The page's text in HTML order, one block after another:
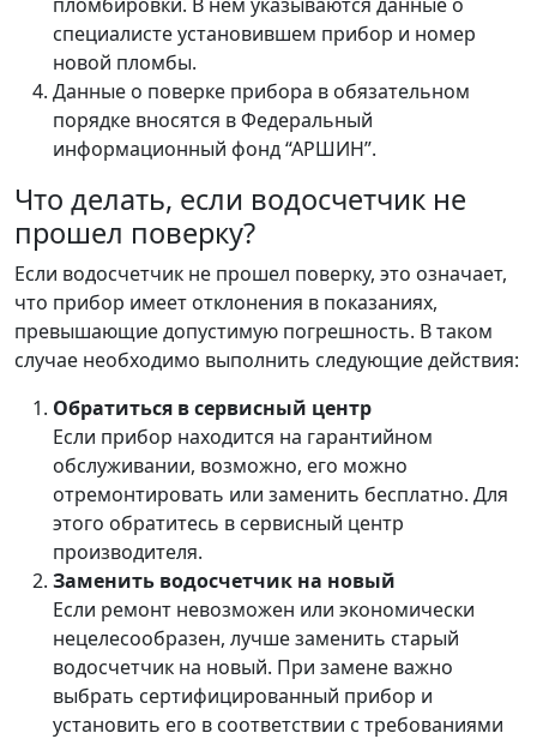
специалисте установившем прибор и номер
новой пломбы.
Данные о поверке прибора в обязательном
порядке вносятся в Федеральный
информационный фонд “АРШИН”.
Что делать, если водосчетчик не
прошел поверку?
Если водосчетчик не прошел поверку, это означает,
что прибор имеет отклонения в показаниях,
превышающие допустимую погрешность. В таком
случае необходимо выполнить следующие действия:
Обратиться в сервисный центр
Если прибор находится на гарантийном
обслуживании, возможно, его можно
отремонтировать или заменить бесплатно. Для
этого обратитесь в сервисный центр
производителя.
Заменить водосчетчик на новый
Если ремонт невозможен или экономически
нецелесообразен, лучше заменить старый
водосчетчик на новый. При замене важно
выбрать сертифицированный прибор и
установить его в соответствии с требованиями